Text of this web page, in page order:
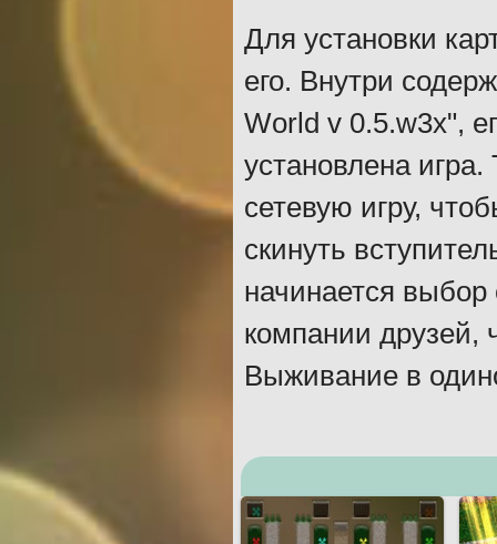
Для установки
его. Внутри
World v 0.5.w3x",
установлена
сетевую игру,
скинуть
начинается
компании друзей,
Выживание в